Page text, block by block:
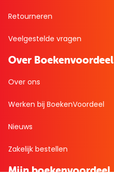
Retourneren
Veelgestelde vragen
Over Boekenvoordeel
Over ons
Werken bij BoekenVoordeel
Nieuws
Zakelijk bestellen
Mijn boekenvoordeel